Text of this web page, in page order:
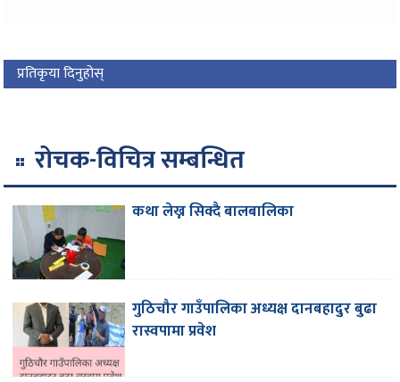
प्रतिकृया दिनुहोस्
रोचक-विचित्र सम्बन्धित
कथा लेख्न सिक्दै बालबालिका
गुठिचौर गाउँपालिका अध्यक्ष दानबहादुर बुढा
रास्वपामा प्रवेश